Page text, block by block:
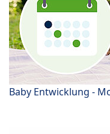
Baby Entwicklung -